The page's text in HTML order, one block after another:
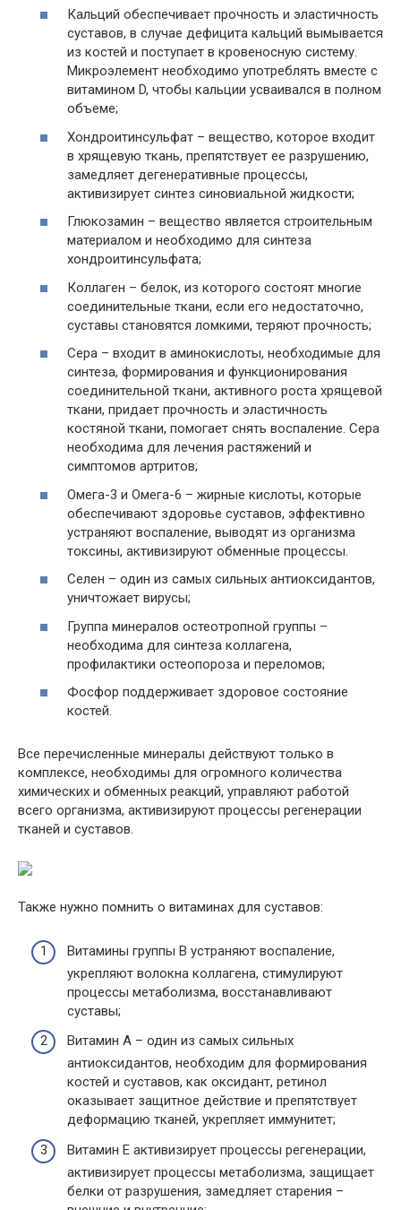
Кальций обеспечивает прочность и эластичность
суставов, в случае дефицита кальций вымывается
из костей и поступает в кровеносную систему.
Микроэлемент необходимо употреблять вместе с
витамином D, чтобы кальции усваивался в полном
объеме;
Хондроитинсульфат – вещество, которое входит
в хрящевую ткань, препятствует ее разрушению,
замедляет дегенеративные процессы,
активизирует синтез синовиальной жидкости;
Глюкозамин – вещество является строительным
материалом и необходимо для синтеза
хондроитинсульфата;
Коллаген – белок, из которого состоят многие
соединительные ткани, если его недостаточно,
суставы становятся ломкими, теряют прочность;
Сера – входит в аминокислоты, необходимые для
синтеза, формирования и функционирования
соединительной ткани, активного роста хрящевой
ткани, придает прочность и эластичность
костяной ткани, помогает снять воспаление. Сера
необходима для лечения растяжений и
симптомов артритов;
Омега-3 и Омега-6 – жирные кислоты, которые
обеспечивают здоровье суставов, эффективно
устраняют воспаление, выводят из организма
токсины, активизируют обменные процессы.
Селен – один из самых сильных антиоксидантов,
уничтожает вирусы;
Группа минералов остеотропной группы –
необходима для синтеза коллагена,
профилактики остеопороза и переломов;
Фосфор поддерживает здоровое состояние
костей.
Все перечисленные минералы действуют только в
комплексе, необходимы для огромного количества
химических и обменных реакций, управляют работой
всего организма, активизируют процессы регенерации
тканей и суставов.
Также нужно помнить о витаминах для суставов:
Витамины группы В устраняют воспаление,
укрепляют волокна коллагена, стимулируют
процессы метаболизма, восстанавливают
суставы;
Витамин А – один из самых сильных
антиоксидантов, необходим для формирования
костей и суставов, как оксидант, ретинол
оказывает защитное действие и препятствует
деформацию тканей, укрепляет иммунитет;
Витамин Е активизирует процессы регенерации,
активизирует процессы метаболизма, защищает
белки от разрушения, замедляет старения –